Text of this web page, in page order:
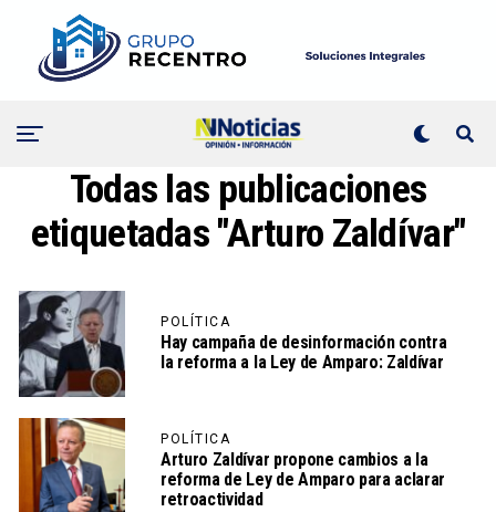
Todas las publicaciones
etiquetadas "Arturo Zaldívar"
POLÍTICA
Hay campaña de desinformación contra
la reforma a la Ley de Amparo: Zaldívar
POLÍTICA
Arturo Zaldívar propone cambios a la
reforma de Ley de Amparo para aclarar
retroactividad